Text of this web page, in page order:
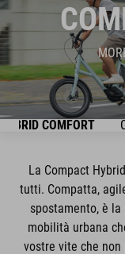
COMFORT
La Compact
tutti. Compatta,
spostamento, è
mobilità urbana
vostre vite che